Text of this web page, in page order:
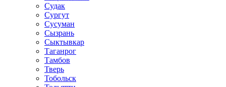
Судак
Сургут
Сусуман
Сызрань
Сыктывкар
Таганрог
Тамбов
Тверь
Тобольск